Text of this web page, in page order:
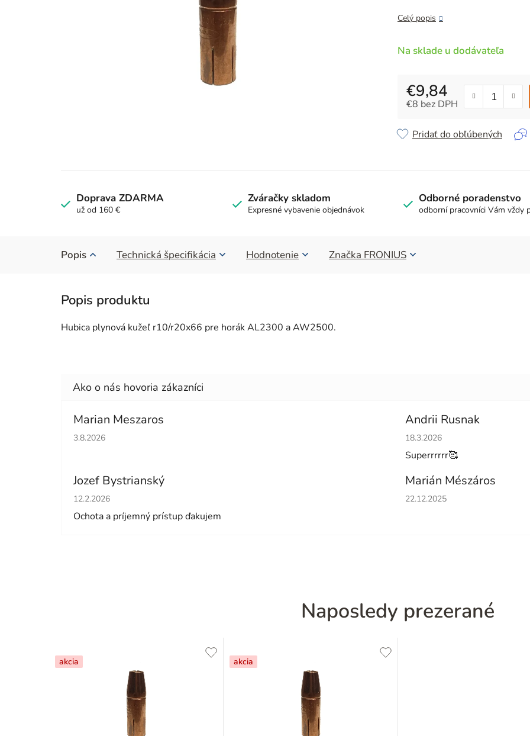
5
Celý popis
Na sklade u dodávateľa
€9,84
€8 bez DPH
Pridať do obľúbených
Doprava ZDARMA
už od 160 €
Zváračky skladom
Expresné vybavenie objednávok
Odborné poradenstvo
odborní pracovníci Vám vždy
Popis Technická špecifikácia Hodnotenie Značka FRONIUS
Hubica plynová kužeľ r10/r20x66 pre horák AL2300 a AW2500.
Marian Meszaros
Hodnotenie obchodu je 5 z 5 hviezdičiek.
3.8.2026
Andrii Rusnak
Hodnotenie obchodu je 5 z 5
18.3.2026
Superrrrrr🥰
Jozef Bystrianský
Hodnotenie obchodu je 5 z 5 hviezdičiek.
12.2.2026
Ochota a príjemný prístup ďakujem
Marián Mészáros
Hodnotenie obchodu je 5 z 5
22.12.2025
Naposledy prezerané
akcia akcia